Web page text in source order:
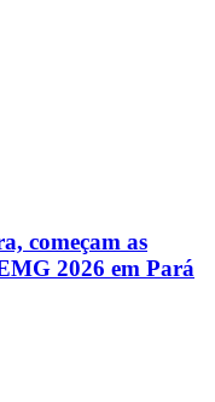
começam as
2026 em Pará